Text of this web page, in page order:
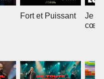
Fort et Puissant
Je
cœur